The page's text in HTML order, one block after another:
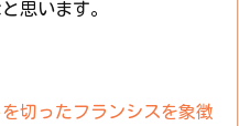
思います。
切ったフランシスを象徴